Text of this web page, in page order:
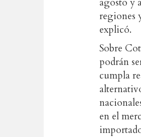
regiones
explicó.
Sobre
podrán
cumpla
en el